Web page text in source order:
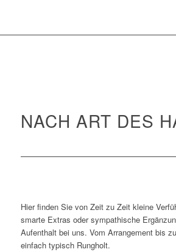
NACH ART DES
Hier finden Sie von Zeit zu Zeit kleine
smarte Extras oder sympathische
Aufenthalt bei uns. Vom Arrangement bis
einfach typisch Rungholt.